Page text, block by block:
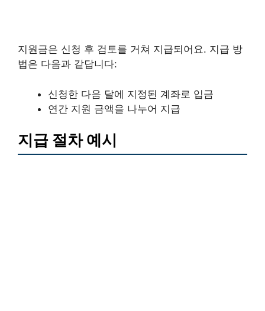
지원금은 신청 후 검토를 거쳐 지급되어요. 지급 방
법은 다음과 같답니다:
신청한 다음 달에 지정된 계좌로 입금
연간 지원 금액을 나누어 지급
지급 절차 예시